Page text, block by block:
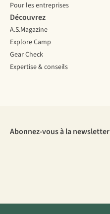
Pour les entreprises
Découvrez
A.S.Magazine
Explore Camp
Gear Check
Expertise & conseils
Abonnez-vous à la newsletter